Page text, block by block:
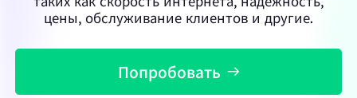
цены, обслуживание клиентов и другие.
Попробовать